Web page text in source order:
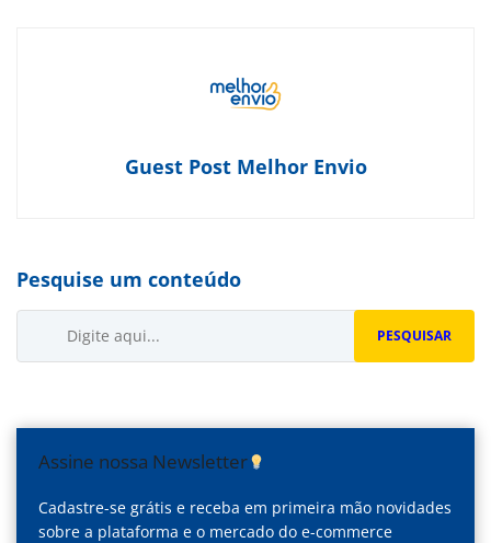
Guest Post Melhor Envio
Pesquise um conteúdo
PESQUISAR
Assine nossa Newsletter
Cadastre-se grátis e receba em primeira mão novidades
sobre a plataforma e o mercado do e-commerce